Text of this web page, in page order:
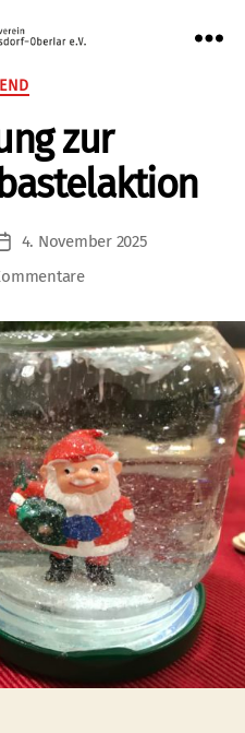
AWO
e.V.
Kategorien
zur
Veröffentlichungsdatum
4. November 2025
zu
zur